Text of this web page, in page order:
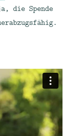
die Spende